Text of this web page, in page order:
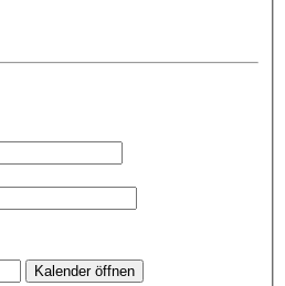
Kalender öffnen